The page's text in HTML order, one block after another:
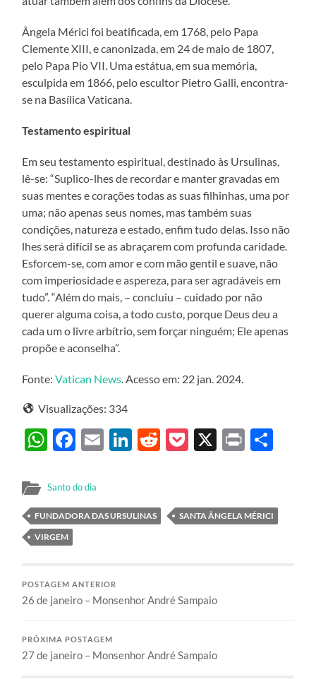
Ângela Mérici foi beatificada, em 1768, pelo Papa
Clemente XIII, e canonizada, em 24 de maio de 1807,
pelo Papa Pio VII. Uma estátua, em sua memória,
esculpida em 1866, pelo escultor Pietro Galli, encontra-
se na Basílica Vaticana.
Testamento espiritual
Em seu testamento espiritual, destinado às Ursulinas,
lê-se: “Suplico-lhes de recordar e manter gravadas em
suas mentes e corações todas as suas filhinhas, uma por
uma; não apenas seus nomes, mas também suas
condições, natureza e estado, enfim tudo delas. Isso não
lhes será difícil se as abraçarem com profunda caridade.
Esforcem-se, com amor e com mão gentil e suave, não
com imperiosidade e aspereza, para ser agradáveis em
tudo”. “Além do mais, – concluiu – cuidado por não
querer alguma coisa, a todo custo, porque Deus deu a
cada um o livre arbítrio, sem forçar ninguém; Ele apenas
propõe e aconselha”.
Fonte:Vatican News. Acesso em: 22 jan. 2024.
Visualizações: 334
WhatsApp
Facebook
EmailLinkedIn
Reddit
Pocket
X Print
Santo do dia
FUNDADORA DAS URSULINAS
SANTA ÂNGELA MÉRICI
VIRGEM
POSTAGEM ANTERIOR
26 de janeiro – Monsenhor André Sampaio
PRÓXIMA POSTAGEM
27 de janeiro – Monsenhor André Sampaio